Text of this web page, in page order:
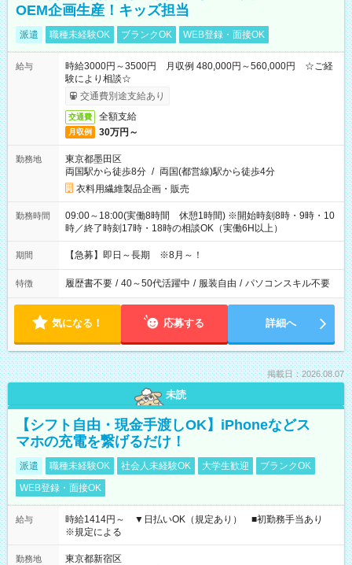
OEM企画生産！キッズ担当
派遣 職種未経験OK ブランクOK WEB登録・面接OK
給与
時給3000円～3500円 月収例 480,000円～560,000円 ☆ご経
験により相談☆
交通費別途支給あり
交通費 全額支給
月収例 30万円～
勤務地
東京都墨田区
両国駅から徒歩8分 / 両国(都営線)駅から徒歩4分
衣料用繊維製品企画・販売
勤務時間
09:00～18:00(実働8時間 休憩1時間) ※開始時刻8時・9時・10
時／終了時刻17時・18時の相談OK（実働6H以上）
期間 【急募】即日～長期 ※8月～！
特徴 履歴書不要 / 40～50代活躍中 / 服装自由 / パソコンスキル不要
気になる！ 応募する 詳細へ
掲載日：2026.08.07
未読
【シフト自由・現金手渡しOK】iPhoneなどス
マホの充電を繋げるだけ！
派遣 職種未経験OK 社会人未経験OK 大学生歓迎
ブランクOK
WEB登録・面接OK
給与
時給1414円～ ▼日払いOK（規定あり） ■初勤務手当あり
※規定による
勤務地
東京都新宿区